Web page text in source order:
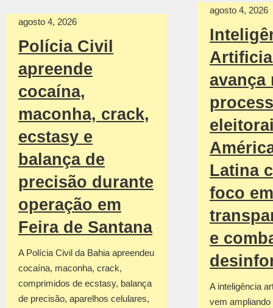
agosto 4, 2026
Polícia Civil
apreende
cocaína,
maconha, crack,
ecstasy e
balança de
precisão durante
operação em
Feira de Santana
A Polícia Civil da Bahia apreendeu
cocaína, maconha, crack,
comprimidos de ecstasy, balança
de precisão, aparelhos celulares,
agosto 4, 2026
avança
Latina
foco em
e
A inteligência
vem